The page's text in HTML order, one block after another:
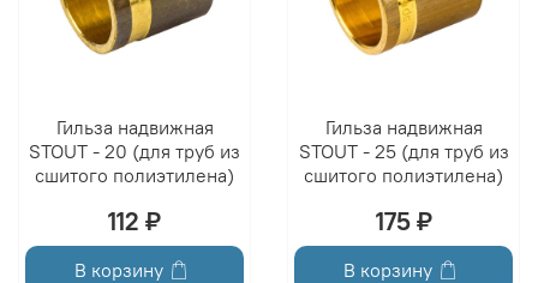
Гильза надвижная
STOUT - 20 (для труб из
сшитого полиэтилена)
112 ₽
В корзину
Гильза надвижная
STOUT - 25 (для труб из
сшитого полиэтилена)
175 ₽
В корзину